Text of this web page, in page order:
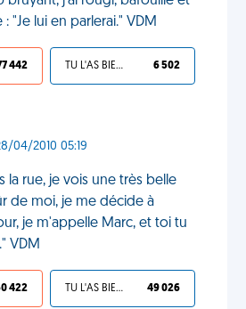
"Je lui en parlerai." VDM
442 TU L'AS BIEN MÉRITÉ 6 502
04/2010 05:19
la rue, je vois une très belle
de moi, je me décide à
je m'appelle Marc, et toi tu
VDM
422 TU L'AS BIEN MÉRITÉ 49 026